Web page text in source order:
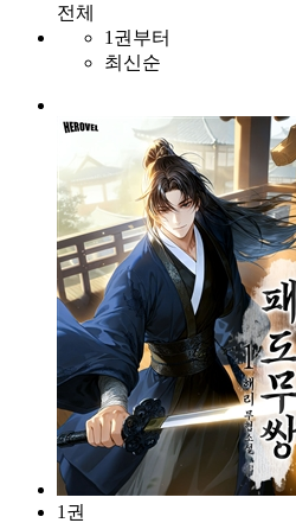
전체
1권부터
최신순
1권